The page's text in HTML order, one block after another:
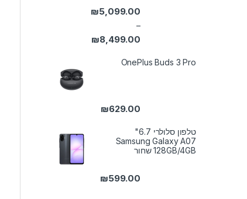
₪5,099.00
–
₪8,499.00
OnePlus Buds 3 Pro
₪629.00
טלפון סלולרי 6.7"
Samsung Galaxy A07
128GB/4GB שחור
₪599.00